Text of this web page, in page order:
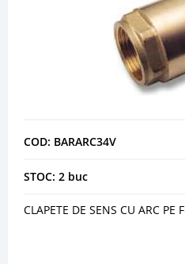
COD: BARARC34V
STOC: 2 buc
CLAPETE DE SENS CU ARC PE